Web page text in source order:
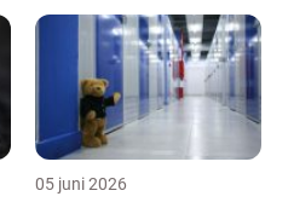
05 juni 2026